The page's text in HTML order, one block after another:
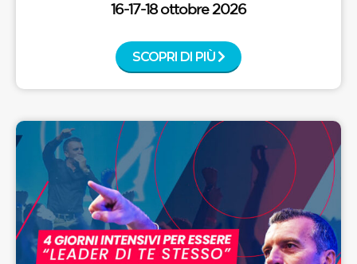
16-17-18 ottobre 2026
SCOPRI DI PIÙ